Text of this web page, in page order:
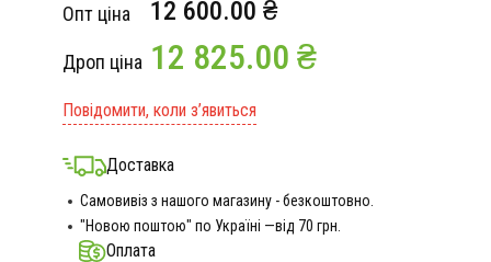
Опт ціна 12 600.00 ₴
Дроп ціна 12 825.00 ₴
Повідомити, коли з’явиться
Доставка
Самовивіз з нашого магазину - безкоштовно.
"Новою поштою" по Україні —від 70 грн.
Оплата